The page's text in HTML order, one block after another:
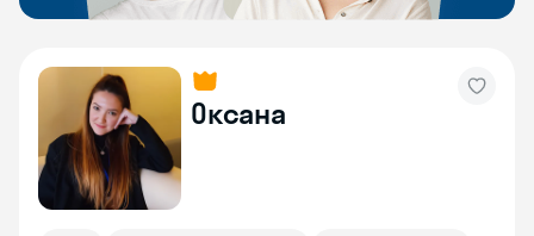
Оксана